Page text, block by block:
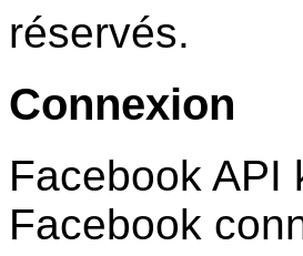
réservés.
Connexion
Facebook API
Facebook